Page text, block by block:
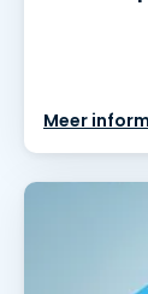
Meer